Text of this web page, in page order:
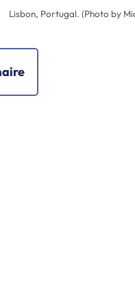
Lisbon, Portugal. (Photo by